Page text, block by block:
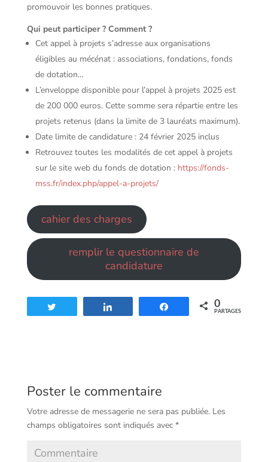
promouvoir les bonnes pratiques.
Qui peut participer ? Comment ?
Cet appel à projets s’adresse aux organisations
éligibles au mécénat : associations, fondations, fonds
de dotation…
L’enveloppe disponible pour l’appel à projets 2025 est
de 200 000 euros. Cette somme sera répartie entre les
projets retenus (dans la limite de 3 lauréats maximum).
Date limite de candidature : 24 février 2025 inclus
Retrouvez toutes les modalités de cet appel à projets
sur le site web du fonds de dotation : https://fonds-
mss.fr/index.php/appel-a-projets/
cahier des charges
remplir le questionnaire de
candidature
Partagez 0
PARTAGES
Poster le commentaire
Votre adresse de messagerie ne sera pas publiée.Les
champs obligatoires sont indiqués avec *